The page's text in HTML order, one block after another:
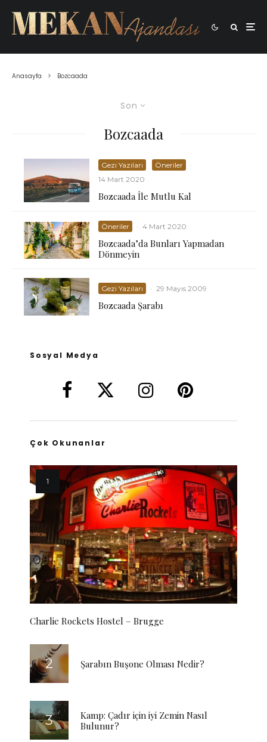
Anasayfa Bozcaada
Son
Bozcaada
Gezi Yazıları Öneriler
·
14 Mart 2020
Bozcaada İle Mutlu Kal
Öneriler · 4 Mart 2020
Bozcaada’da Bunları Yapmadan
Dönmeyin
Gezi Yazıları · 29 Mayıs 2009
Bozcaada Şarabı
Sosyal Medya
Çok Okunanlar
Charlie Rockets Hostel – Brugge
Şarabın Buşone Olması Nedir?
Kamp: Çadır için iyi Zemin Nasıl
Bulunur?